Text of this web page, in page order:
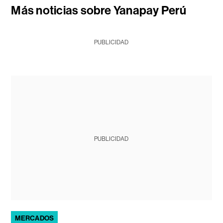
Más noticias sobre Yanapay Perú
PUBLICIDAD
PUBLICIDAD
MERCADOS